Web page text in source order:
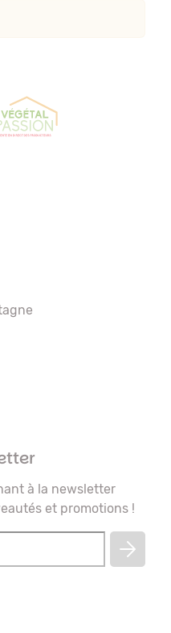
à la newsletter
et promotions !